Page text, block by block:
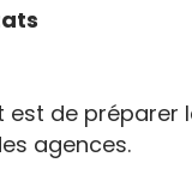
est de
agences.